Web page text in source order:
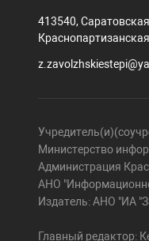
413540,
Министерство
Администрация
АНО
Издатель: АНО "ИА
Главный редактор: